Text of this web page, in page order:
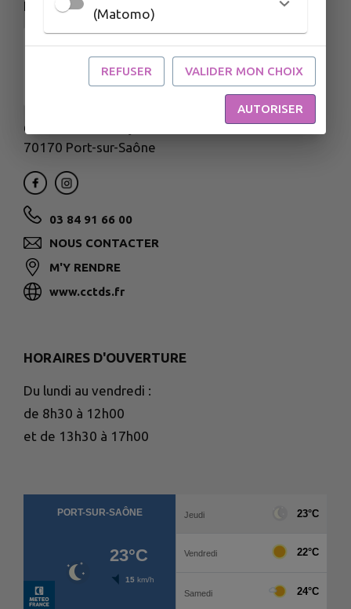
NOS COORDONNÉES
67 et 73 rue François Mitterrand
70170 Port-sur-Saône
03 84 91 66 00
NOUS CONTACTER
M'Y RENDRE
www.cctds.fr
HORAIRES D'OUVERTURE
Du lundi au vendredi :
de 8h30 à 12h00
et de 13h30 à 17h00
(Matomo)
REFUSER VALIDER MON CHOIX
AUTORISER